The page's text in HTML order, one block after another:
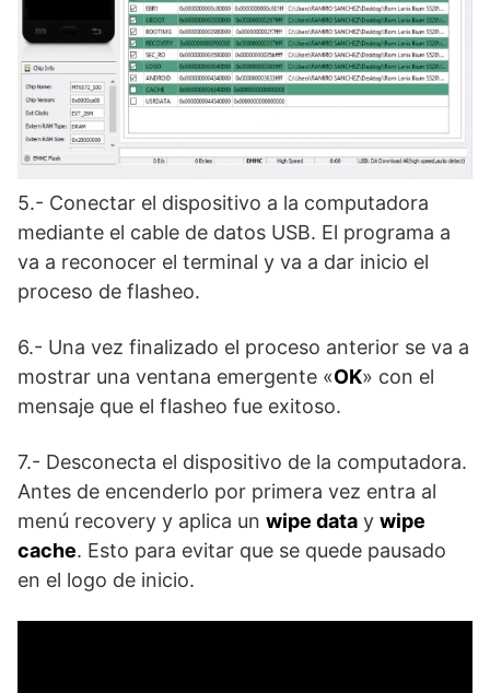
5.- Conectar el dispositivo a la computadora
mediante el cable de datos USB. El programa a
va a reconocer el terminal y va a dar inicio el
proceso de flasheo.
6.- Una vez finalizado el proceso anterior se va a
mostrar una ventana emergente «OK» con el
mensaje que el flasheo fue exitoso.
7.- Desconecta el dispositivo de la computadora.
Antes de encenderlo por primera vez entra al
menú recovery y aplica un wipe data y wipe
cache. Esto para evitar que se quede pausado
en el logo de inicio.